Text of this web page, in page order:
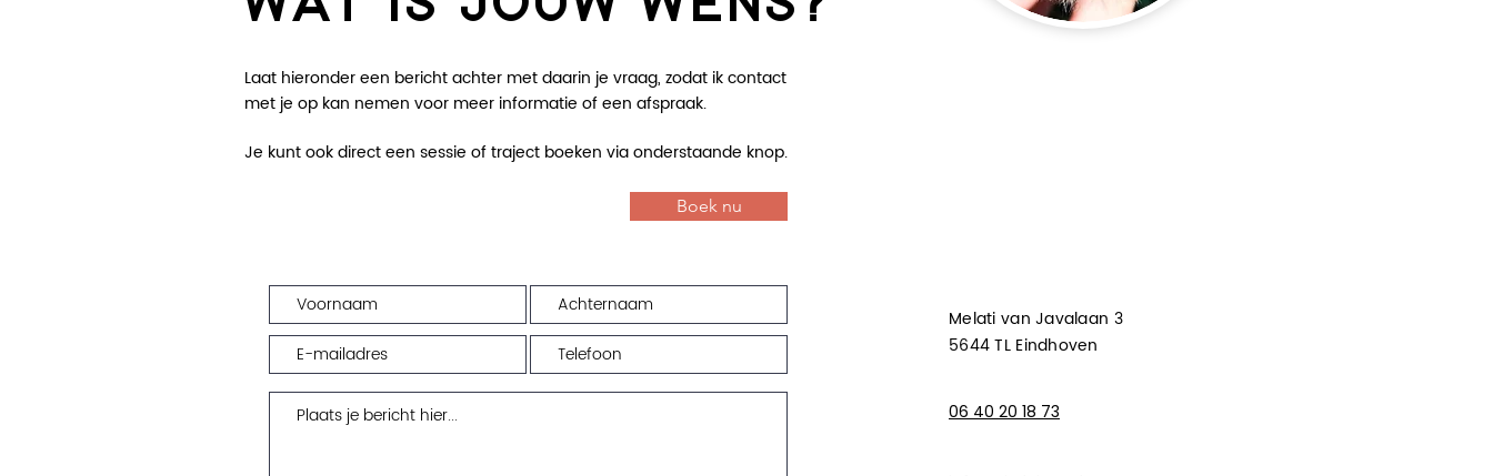
Laat hieronder een bericht achter met daarin je vraag, zodat ik contact
met je op kan nemen voor meer informatie of een afspraak.
Je kunt ook direct een sessie of traject boeken via onderstaande knop.
Boek nu
Melati van Javalaan 3
5644 TL Eindhoven
06 40 20 18 73